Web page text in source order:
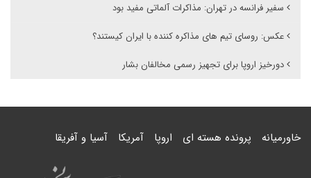
سفیر فرانسه در تهران: مذاکرات آلماتی مفید بود
عکس: روسای تیم های مذاکره کننده با ایران کیستند؟
دورخیز اروپا برای تجهیز رسمی مخالفان بشار
خاورمیانه پرونده هسته ای اروپا آمریکا آسیا و آفریقا